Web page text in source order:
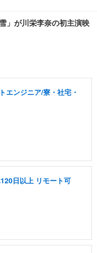
」が川栄李奈の初主演映
エンジニア/寮・社宅・
日以上 リモート可